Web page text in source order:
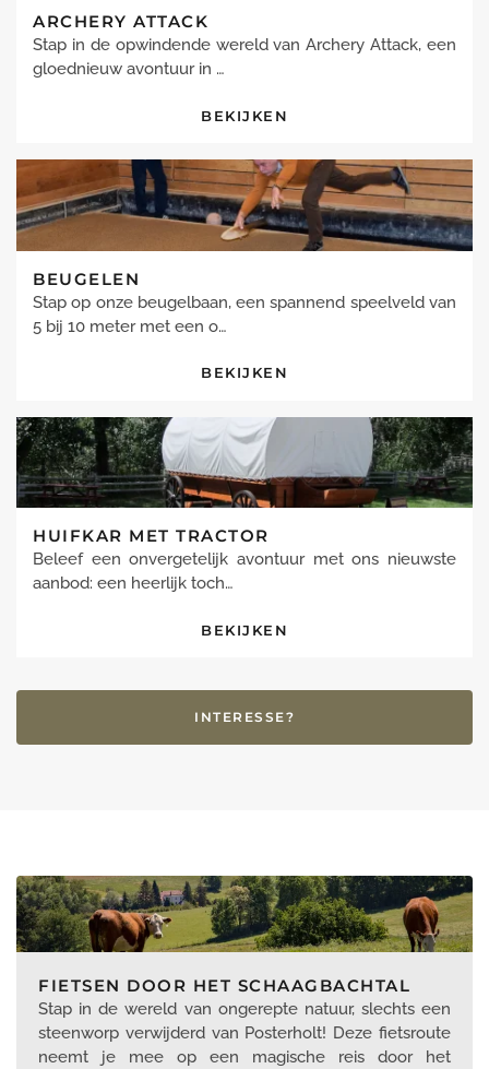
ARCHERY ATTACK
Stap in de opwindende wereld van Archery Attack, een
gloednieuw avontuur in …
BEKIJKEN
BEUGELEN
Stap op onze beugelbaan, een spannend speelveld van
5 bij 10 meter met een o…
BEKIJKEN
HUIFKAR MET TRACTOR
Beleef een onvergetelijk avontuur met ons nieuwste
aanbod: een heerlijk toch…
BEKIJKEN
INTERESSE?
FIETSEN DOOR HET SCHAAGBACHTAL
Stap in de wereld van ongerepte natuur, slechts een
steenworp verwijderd van Posterholt! Deze fietsroute
neemt je mee op een magische reis door het